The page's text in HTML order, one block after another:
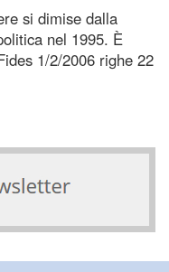
si dimise dalla
nel 1995. È
1/2/2006 righe 22